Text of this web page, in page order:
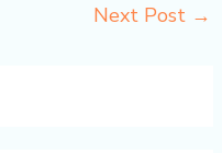
Next Post →